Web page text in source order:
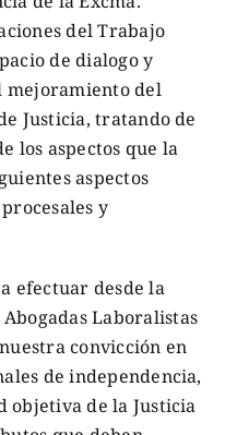
del Trabajo
de dialogo y
mejoramiento del
Justicia, tratando de
los aspectos que la
aspectos
y
efectuar desde la
Laboralistas
convicción en
de independencia,
objetiva de la Justicia